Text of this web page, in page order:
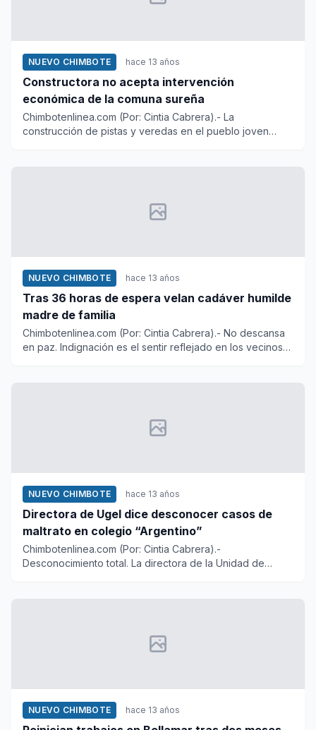
NUEVO CHIMBOTE hace 13 años
Constructora no acepta intervención
económica de la comuna sureña
Chimbotenlinea.com (Por: Cintia Cabrera).- La
construcción de pistas y veredas en el pueblo joven
NUEVO CHIMBOTE hace 13 años
Tras 36 horas de espera velan cadáver humilde
madre de familia
Chimbotenlinea.com (Por: Cintia Cabrera).- No descansa
en paz. Indignación es el sentir reflejado en los vecinos
NUEVO CHIMBOTE hace 13 años
Directora de Ugel dice desconocer casos de
maltrato en colegio “Argentino”
Chimbotenlinea.com (Por: Cintia Cabrera).-
Desconocimiento total. La directora de la Unidad de
NUEVO CHIMBOTE hace 13 años